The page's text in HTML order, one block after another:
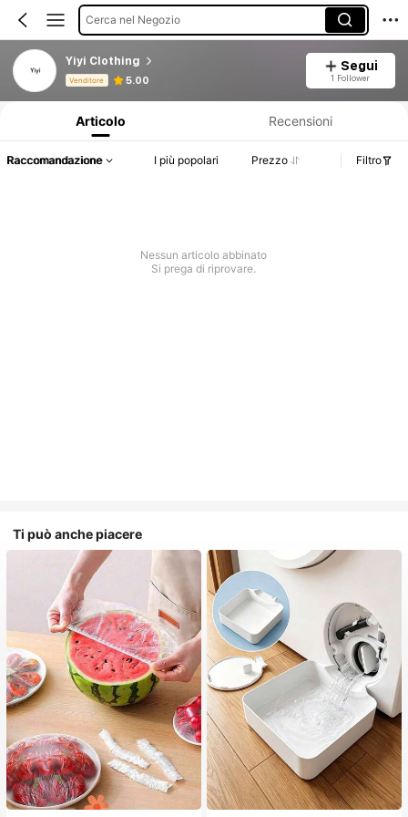
Cerca nel Negozio
Yiyi Clothing
Venditore 5.00
Segui
1 Follower
Articolo Recensioni
Raccomandazione I più popolari Prezzo Filtro
Nessun articolo abbinato
Si prega di riprovare.
Ti può anche piacere